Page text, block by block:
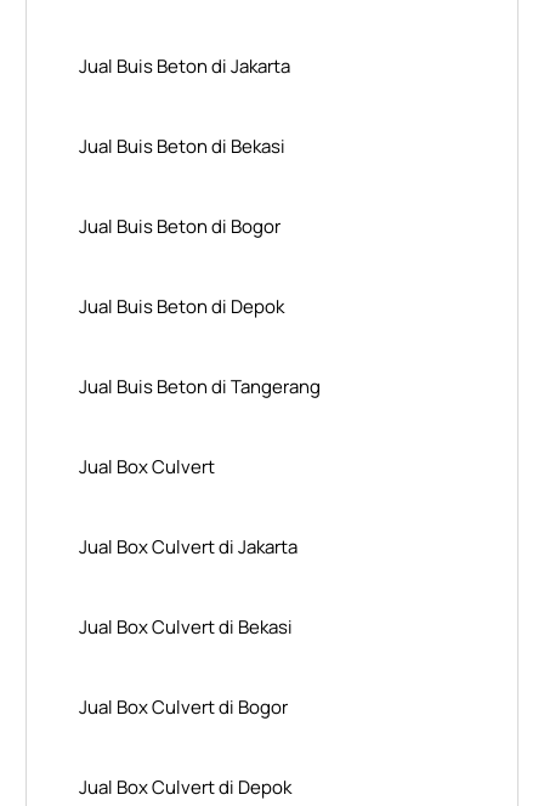
Jual Buis Beton di Jakarta
Jual Buis Beton di Bekasi
Jual Buis Beton di Bogor
Jual Buis Beton di Depok
Jual Buis Beton di Tangerang
Jual Box Culvert
Jual Box Culvert di Jakarta
Jual Box Culvert di Bekasi
Jual Box Culvert di Bogor
Jual Box Culvert di Depok